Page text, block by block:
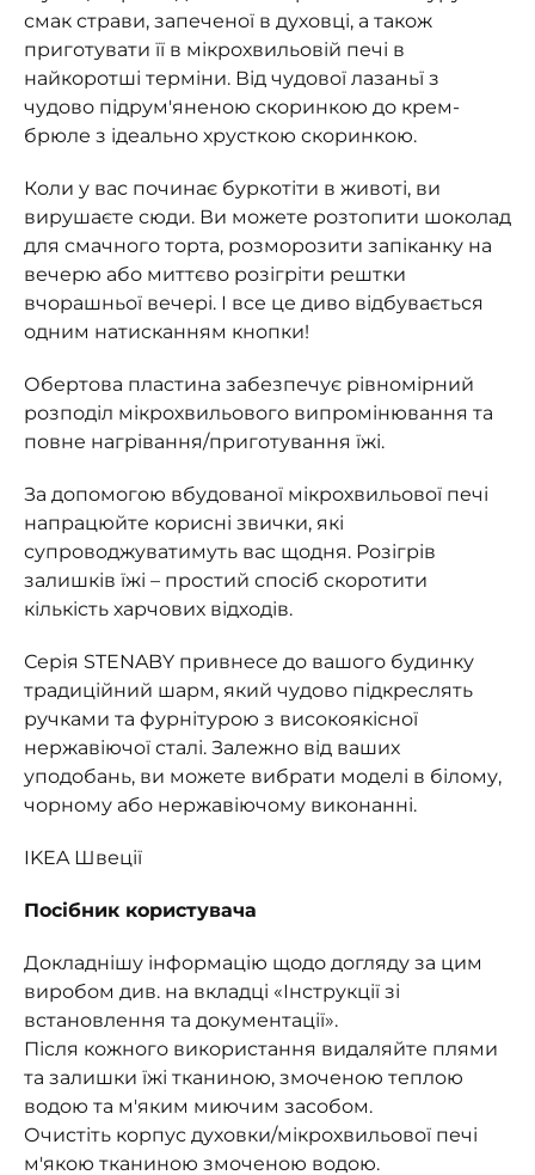
смак страви, запеченої в духовці, а також
приготувати її в мікрохвильовій печі в
найкоротші терміни. Від чудової лазаньї з
чудово підрум'яненою скоринкою до крем-
брюле з ідеально хрусткою скоринкою.
Коли у вас починає буркотіти в животі, ви
вирушаєте сюди. Ви можете розтопити шоколад
для смачного торта, розморозити запіканку на
вечерю або миттєво розігріти рештки
вчорашньої вечері. І все це диво відбувається
одним натисканням кнопки!
Обертова пластина забезпечує рівномірний
розподіл мікрохвильового випромінювання та
повне нагрівання/приготування їжі.
За допомогою вбудованої мікрохвильової печі
напрацюйте корисні звички, які
супроводжуватимуть вас щодня. Розігрів
залишків їжі – простий спосіб скоротити
кількість харчових відходів.
Серія STENABY привнесе до вашого будинку
традиційний шарм, який чудово підкреслять
ручками та фурнітурою з високоякісної
нержавіючої сталі. Залежно від ваших
уподобань, ви можете вибрати моделі в білому,
чорному або нержавіючому виконанні.
IKEA Швеції
Посібник користувача
Докладнішу інформацію щодо догляду за цим
виробом див. на вкладці «Інструкції зі
встановлення та документації».
Після кожного використання видаляйте плями
та залишки їжі тканиною, змоченою теплою
водою та м'яким миючим засобом.
Очистіть корпус духовки/мікрохвильової печі
м'якою тканиною змоченою водою.